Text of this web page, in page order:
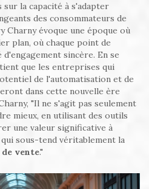
la capacité à s'adapter
des consommateurs de
Charny évoque une époque où
plan, où chaque point de
sincère. En se
que les entreprises qui
de l'automatisation et de
dans cette nouvelle ère
"Il ne s'agit pas seulement
mieux, en utilisant des outils
une valeur significative à
sous-tend véritablement la
vente."